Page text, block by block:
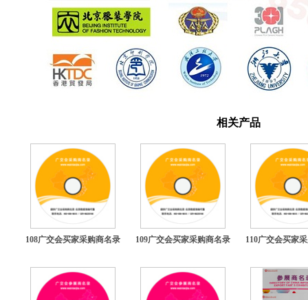
相关产品
108广交会买家采购商名录 109广交会买家采购商名录 110广交会买家